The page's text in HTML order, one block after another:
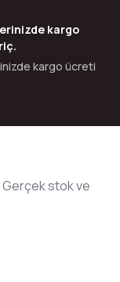
kargo
kargo ücreti
stok ve